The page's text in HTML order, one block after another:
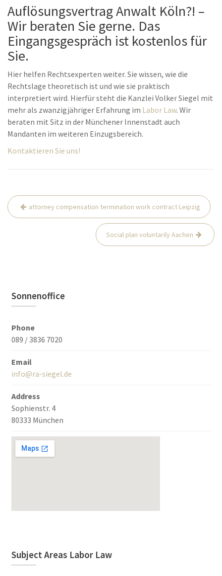
Auflösungsvertrag Anwalt Köln?! –
Wir beraten Sie gerne. Das
Eingangsgespräch ist kostenlos für
Sie.
Hier helfen Rechtsexperten weiter. Sie wissen, wie die
Rechtslage theoretisch ist und wie sie praktisch
interpretiert wird. Hierfür steht die Kanzlei Volker Siegel mit
mehr als zwanzigjähriger Erfahrung im Labor Law. Wir
beraten mit Sitz in der Münchener Innenstadt auch
Mandanten im weiteren Einzugsbereich.
Kontaktieren Sie uns!
Post
navigation
attorney compensation termination work contract Leipzig
Social plan voluntarily Aachen
Sonnenoffice
Phone
089 / 3836 7020
Email
info@ra-siegel.de
Address
Sophienstr. 4
80333 München
Subject Areas Labor Law